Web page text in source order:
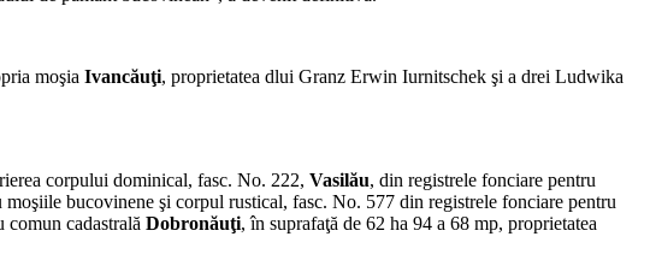
moşia Ivancăuţi, proprietatea dlui Granz Erwin Iurnitschek şi a drei Ludwika
corpului do­minical, fasc. No. 222, Vasilău, din registrele fonciare pentru
moşiile bucovinene şi corpul rustical, fasc. No. 577 din registrele fonciare pentru
cadastrală Dobronăuţi, în suprafaţă de 62 ha 94 a 68 mp, pro­prietatea